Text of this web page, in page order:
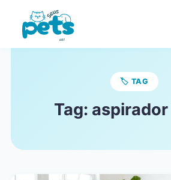
🏷️ TAG
Tag: aspirador